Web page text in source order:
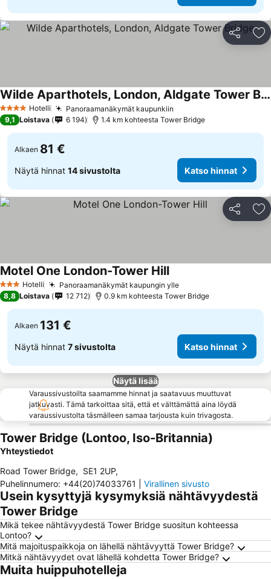
Jaa
4 Tähtiluokitus
Hotelli Panoraamanäkymät kaupunkiin
Wilde Aparthotels, London, Aldgate Tower Bridge
9,1 Loistava 6 194 1.4 km kohteesta Tower Bridge
Alkaen 81 €
Näytä hinnat 14 sivustolta Katso hinnat
Jaa
3 Tähtiluokitus
Hotelli Panoraamanäkymät kaupungin ylle
Motel One London-Tower Hill
8,8 Loistava 12 712 0.9 km kohteesta Tower Bridge
Alkaen 131 €
Näytä hinnat 7 sivustolta Katso hinnat
Näytä lisää
Varaussivustoilta saamamme hinnat ja saatavuus muuttuvat
jatkuvasti. Tämä tarkoittaa sitä, että et välttämättä aina löydä
varaussivustolta täsmälleen samaa tarjousta kuin trivagosta.
Tower Bridge (Lontoo, Iso-Britannia)
Yhteystiedot
Road Tower Bridge, SE1 2UP,
Puhelinnumero: +44(20)74033761 Virallinen sivusto
Usein kysyttyjä kysymyksiä nähtävyydestä
Tower Bridge
Mikä tekee nähtävyydestä Tower Bridge suositun kohteessa
Lontoo?
Mitä majoituspaikkoja on lähellä nähtävyyttä Tower Bridge?
Mitkä nähtävyydet ovat lähellä kohdetta Tower Bridge?
Muita huippuhotelleja